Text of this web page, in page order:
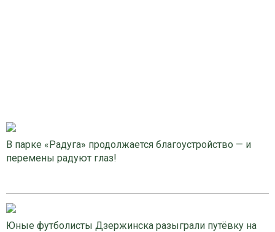
В парке «Радуга» продолжается благоустройство — и
перемены радуют глаз!
Юные футболисты Дзержинска разыграли путёвку на